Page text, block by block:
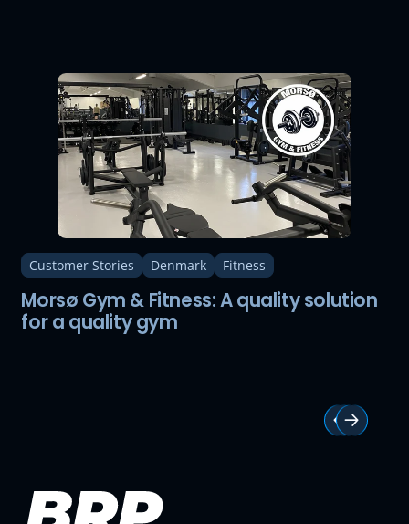
Morsø Gym & Fitness: A quality solution
for a quality gym
Customer Stories Denmark Fitness